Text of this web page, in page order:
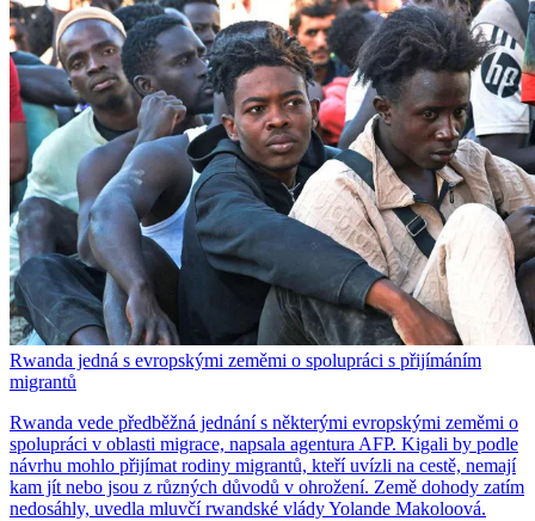
Rwanda jedná s evropskými zeměmi o spolupráci s přijímáním
migrantů
Rwanda vede předběžná jednání s některými evropskými zeměmi o
spolupráci v oblasti migrace, napsala agentura AFP. Kigali by podle
návrhu mohlo přijímat rodiny migrantů, kteří uvízli na cestě, nemají
kam jít nebo jsou z různých důvodů v ohrožení. Země dohody zatím
nedosáhly, uvedla mluvčí rwandské vlády Yolande Makoloová.